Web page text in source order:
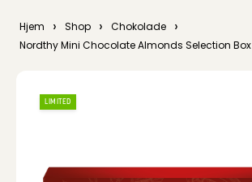
Hjem › Shop › Chokolade ›
Nordthy Mini Chocolate Almonds Selection Box
LIMITED